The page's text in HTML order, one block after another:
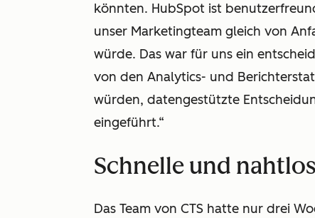
könnten. HubSpot ist
unser Marketingteam gleich von
würde. Das war für uns ein
von den Analytics- und
würden, datengestützte
eingeführt.“
Schnelle und
Das Team von CTS hatte nur drei